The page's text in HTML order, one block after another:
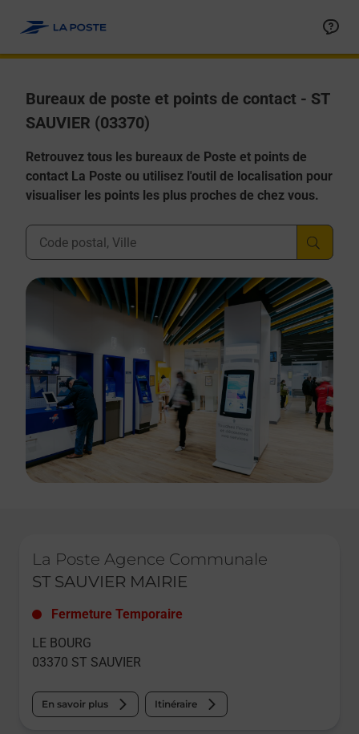
Bureaux de poste et points de contact - ST
SAUVIER (03370)
Retrouvez tous les bureaux de Poste et points de
contact La Poste ou utilisez l'outil de localisation pour
visualiser les points les plus proches de chez vous.
Ville, Département, Code Postal
La Poste Agence Communale
ST SAUVIER MAIRIE
Fermeture Temporaire
LE BOURG
03370 ST SAUVIER
En savoir plus Itinéraire